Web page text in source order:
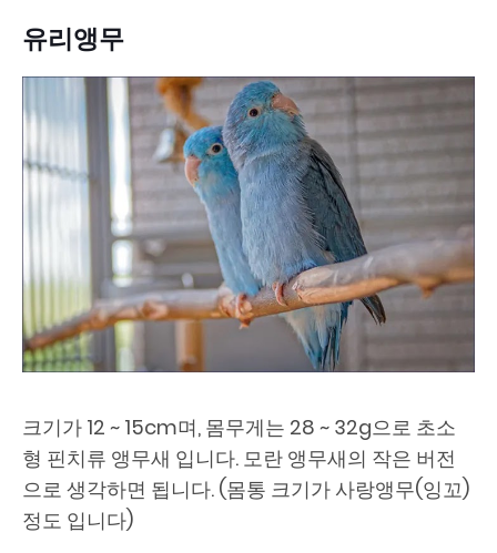
유리앵무
크기가 12 ~ 15cm며, 몸무게는 28 ~ 32g으로 초소
형 핀치류 앵무새 입니다. 모란 앵무새의 작은 버전
으로 생각하면 됩니다. (몸통 크기가 사랑앵무(잉꼬)
정도 입니다)